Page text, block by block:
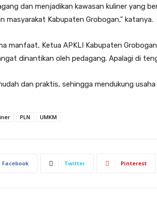
dan menjadikan kawasan kuliner yang
masyarakat Kabupaten Grobogan,” katanya.
manfaat, Ketua APKLI Kabupaten
dinantikan oleh pedagang. Apalagi di
dan praktis, sehingga mendukung usaha
PLN UMKM
Facebook Twitter Pinterest